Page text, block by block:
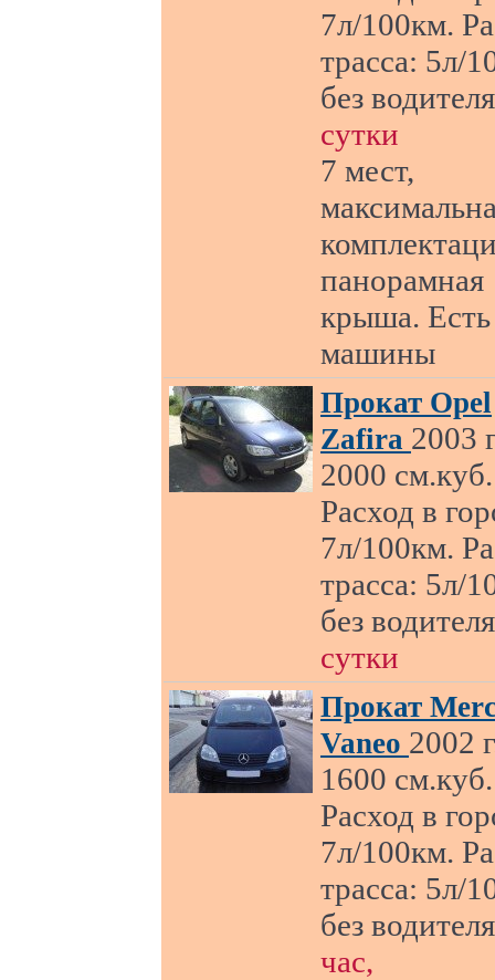
7л/100км.
трасса: 5л/
без
сутки
7 мест,
панорамная
крыша.
машины
Прокат Opel
Zafira 2003
2000 см.куб.
Расход в
7л/100км.
трасса: 5л/
без
сутки
Прокат
Vaneo 2002
1600 см.куб.
Расход в
7л/100км.
трасса: 5л/
без
час,